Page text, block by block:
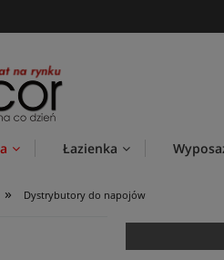
Łazienka
» Dystrybutory do napojów